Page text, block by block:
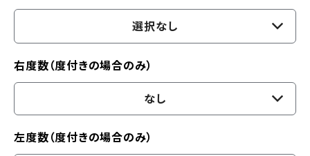
選択なし
右度数（度付きの場合のみ）
なし
左度数（度付きの場合のみ）